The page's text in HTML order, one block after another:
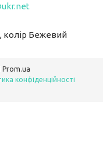
колір Бежевий
Prom.ua
конфіденційності